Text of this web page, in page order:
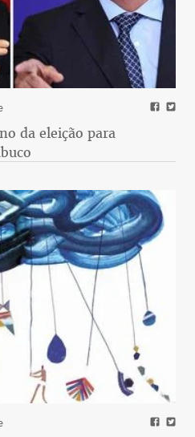
da eleição para